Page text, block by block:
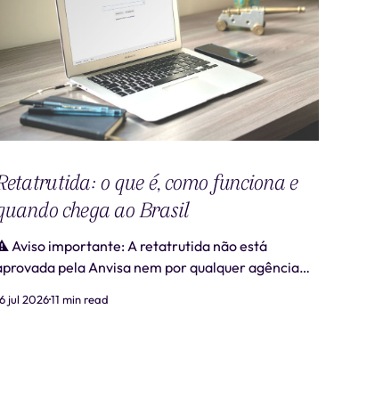
o que é, como funciona e
chega ao Brasil
Aviso importante: A retatrutida não está
pela Anvisa nem por qualquer agência
"retatrutida" fora de estudos clínicos
jul 202611 min read